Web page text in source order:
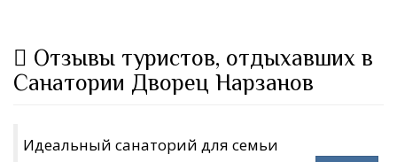
Отзывы туристов, отдыхавших в
Санатории Дворец Нарзанов
Идеальный санаторий для семьи